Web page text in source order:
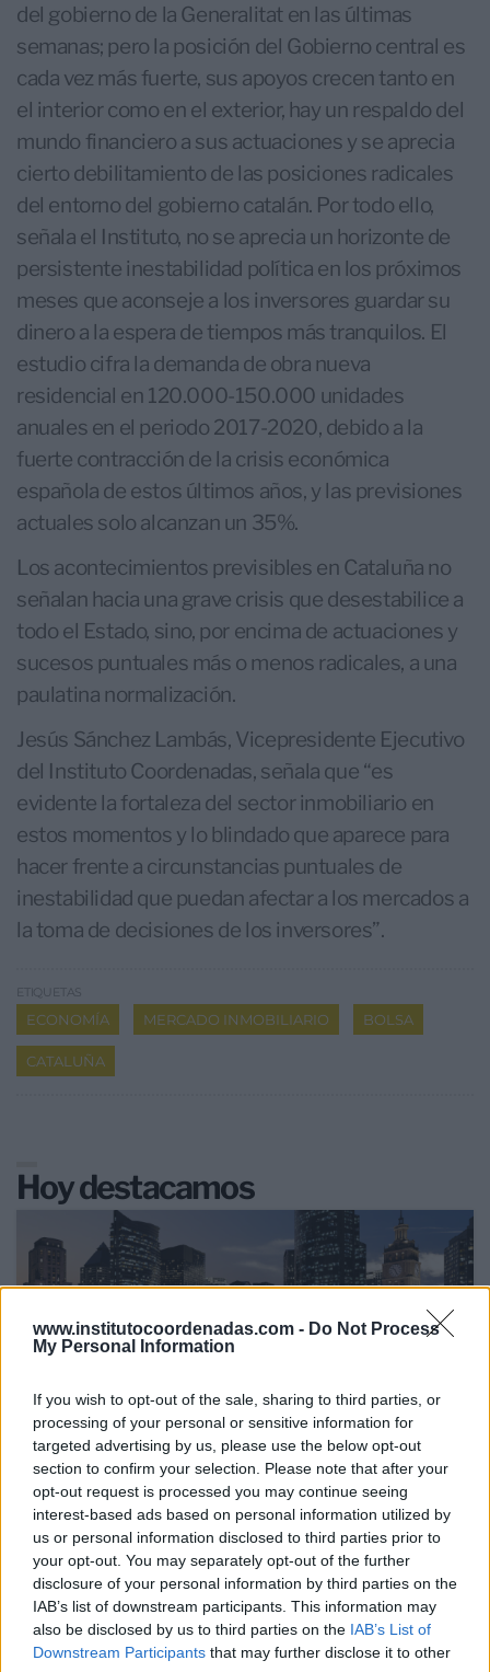
www.institutocoordenadas.com - Do Not Process
My Personal Information
If you wish to opt-out of the sale, sharing to third parties, or
processing of your personal or sensitive information for
targeted advertising by us, please use the below opt-out
section to confirm your selection. Please note that after your
opt-out request is processed you may continue seeing
interest-based ads based on personal information utilized by
us or personal information disclosed to third parties prior to
your opt-out. You may separately opt-out of the further
disclosure of your personal information by third parties on the
IAB’s list of downstream participants. This information may
also be disclosed by us to third parties on the IAB’s List of
Downstream Participants that may further disclose it to other
del gobierno de la Generalitat en las últimas
semanas; pero la posición del Gobierno central es
cada vez más fuerte, sus apoyos crecen tanto en
el interior como en el exterior, hay un respaldo del
mundo financiero a sus actuaciones y se aprecia
cierto debilitamiento de las posiciones radicales
del entorno del gobierno catalán. Por todo ello,
señala el Instituto, no se aprecia un horizonte de
persistente inestabilidad política en los próximos
meses que aconseje a los inversores guardar su
dinero a la espera de tiempos más tranquilos. El
estudio cifra la demanda de obra nueva
residencial en 120.000-150.000 unidades
anuales en el periodo 2017-2020, debido a la
fuerte contracción de la crisis económica
española de estos últimos años, y las previsiones
actuales solo alcanzan un 35%.
Los acontecimientos previsibles en Cataluña no
señalan hacia una grave crisis que desestabilice a
todo el Estado, sino, por encima de actuaciones y
sucesos puntuales más o menos radicales, a una
paulatina normalización.
Jesús Sánchez Lambás, Vicepresidente Ejecutivo
del Instituto Coordenadas, señala que “es
evidente la fortaleza del sector inmobiliario en
estos momentos y lo blindado que aparece para
hacer frente a circunstancias puntuales de
inestabilidad que puedan afectar a los mercados a
la toma de decisiones de los inversores”.
ECONOMÍA MERCADO INMOBILIARIO BOLSA
CATALUÑA
Hoy destacamos
17 Jul 2026
La revisión de MARCo debe garantizar la inversión y
preservar el liderazgo español en fibra
RETOS MERCADO TELECOM